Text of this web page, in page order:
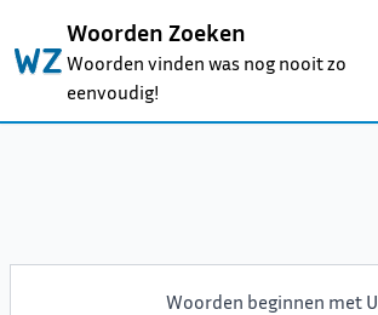
Woorden Zoeken
Woorden vinden was nog nooit zo
eenvoudig!
Woorden beginnen met U